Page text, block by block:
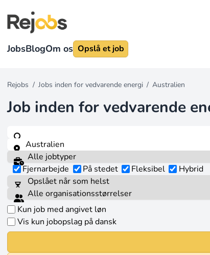
JobsBlogOm os Opslå et job
Rejobs / Jobs inden for vedvarende energi / Australien
Job inden for vedvarende
Fjernarbejde På stedet Fleksibel Hybrid
Kun job med angivet løn
Vis kun jobopslag på dansk